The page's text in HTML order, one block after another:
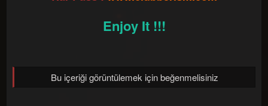
Enjoy It !!!
Bu içeriği görüntülemek için beğenmelisiniz